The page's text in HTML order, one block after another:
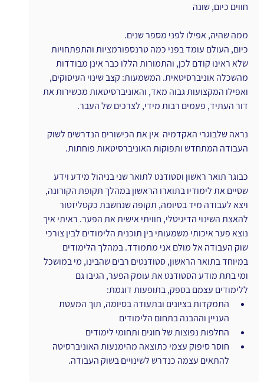
חווים כיום, שונה
ממה שהיה, אפילו לפני מספר שנים.
כיום, העולם עומד בפני כמה טרנספורמציות והתפתחויות
שלא ראינו קודם לכן, והתמורות הללו כבר אינן מבודדות
מהשכלה אוניברסיטאית. המשמעות: קצב שינוי העיסוקים,
ואפילו המקצועות גבוה מאד, והאוניברסיטאות מכשירות את
דור העתיד, פעמים רבות מידי, לצרכים של העבר.
נראה שלבוגרי האקדמיה  אין את הכישורים הנדרשים לשוק
העבודה המתחדש ותפוקות האוניברסיטאות פוחתות.
כבוגר תואר ראשון וסטודנט לתואר שני בניהול מידע וידע
שסיים את לימודיו בתוארו הראשון במהלך תקופת הקורונה,
ויצא לעבודה מיד בסיומה, תקופה שנחשבת כקטליזטור
להאצת השינוי הדיגיטלי, חוויתי אישית את הפער. ראיתי איך
נוצא פער איכותי משמעותי בין תוכנית הלימודים לבין צורכי
שוק העבודה אל מולם אני מתמודד. במהלך הלימודים
במיוחד בתואר הראשון, סטודנטים רבים שהבינו, מי במושכל
ומי בתת מודע הסטודנט את עומק הפער, הגיבו גם
ללימודים עצמם בספק, בתופעות דוגמת:
התמקדות בציונים ובתעודה בסיומה, תוך המעטת
העניין וההבנה בתחום הלימודים
החלפות נפוצות של חוגים ותחומי לימודים
חוסר סיפוק עצמי כתוצאה מהימנעות האוניברסיטה
להתאים עצמה כנדרש לשינויים בשוק העבודה.